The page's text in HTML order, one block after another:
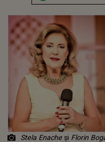
Stela Enache şi Florin